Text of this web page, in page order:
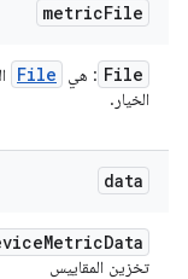
metricFile
File : هي File
الخيار.
data
MetricData
تخزين المقاييس